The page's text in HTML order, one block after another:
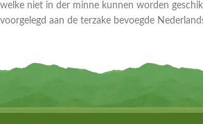
welke niet in der minne kunnen worden
voorgelegd aan de terzake bevoegde